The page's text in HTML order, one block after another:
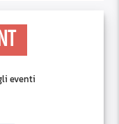
eventi